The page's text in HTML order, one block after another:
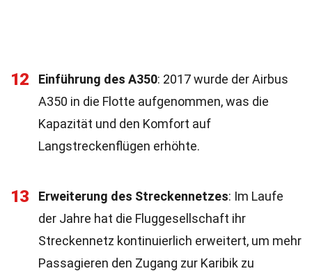
12 Einführung des A350: 2017 wurde der Airbus
A350 in die Flotte aufgenommen, was die
Kapazität und den Komfort auf
Langstreckenflügen erhöhte.
13 Erweiterung des Streckennetzes: Im Laufe
der Jahre hat die Fluggesellschaft ihr
Streckennetz kontinuierlich erweitert, um mehr
Passagieren den Zugang zur Karibik zu